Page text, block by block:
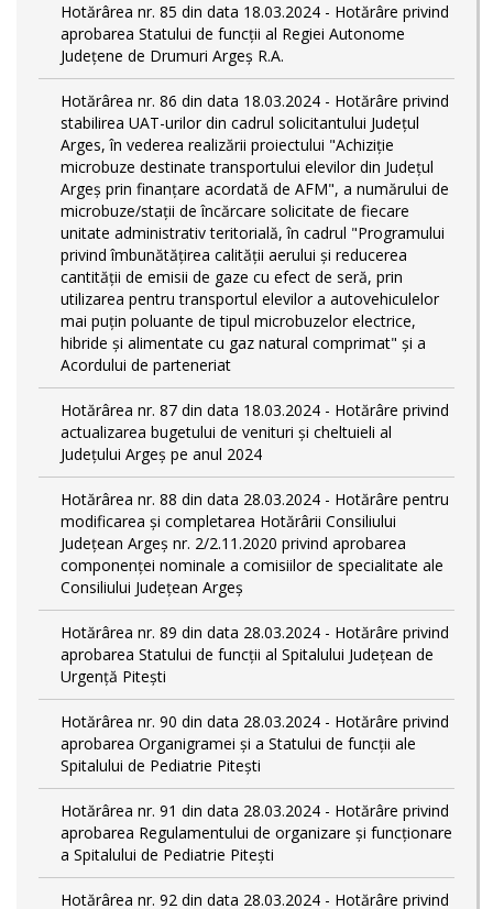
Hotărârea nr. 85 din data 18.03.2024 - Hotărâre privind
aprobarea Statului de funcţii al Regiei Autonome
Județene de Drumuri Argeș R.A.
Hotărârea nr. 86 din data 18.03.2024 - Hotărâre privind
stabilirea UAT-urilor din cadrul solicitantului Județul
Arges, în vederea realizării proiectului "Achiziție
microbuze destinate transportului elevilor din Județul
Argeș prin finanțare acordată de AFM", a numărului de
microbuze/stații de încărcare solicitate de fiecare
unitate administrativ teritorială, în cadrul "Programului
privind îmbunătățirea calității aerului și reducerea
cantității de emisii de gaze cu efect de seră, prin
utilizarea pentru transportul elevilor a autovehiculelor
mai puțin poluante de tipul microbuzelor electrice,
hibride și alimentate cu gaz natural comprimat" și a
Acordului de parteneriat
Hotărârea nr. 87 din data 18.03.2024 - Hotărâre privind
actualizarea bugetului de venituri și cheltuieli al
Județului Argeș pe anul 2024
Hotărârea nr. 88 din data 28.03.2024 - Hotărâre pentru
modificarea și completarea Hotărârii Consiliului
Județean Argeș nr. 2/2.11.2020 privind aprobarea
componenței nominale a comisiilor de specialitate ale
Consiliului Județean Argeș
Hotărârea nr. 89 din data 28.03.2024 - Hotărâre privind
aprobarea Statului de funcții al Spitalului Județean de
Urgență Pitești
Hotărârea nr. 90 din data 28.03.2024 - Hotărâre privind
aprobarea Organigramei și a Statului de funcţii ale
Spitalului de Pediatrie Pitești
Hotărârea nr. 91 din data 28.03.2024 - Hotărâre privind
aprobarea Regulamentului de organizare și funcționare
a Spitalului de Pediatrie Pitești
Hotărârea nr. 92 din data 28.03.2024 - Hotărâre privind